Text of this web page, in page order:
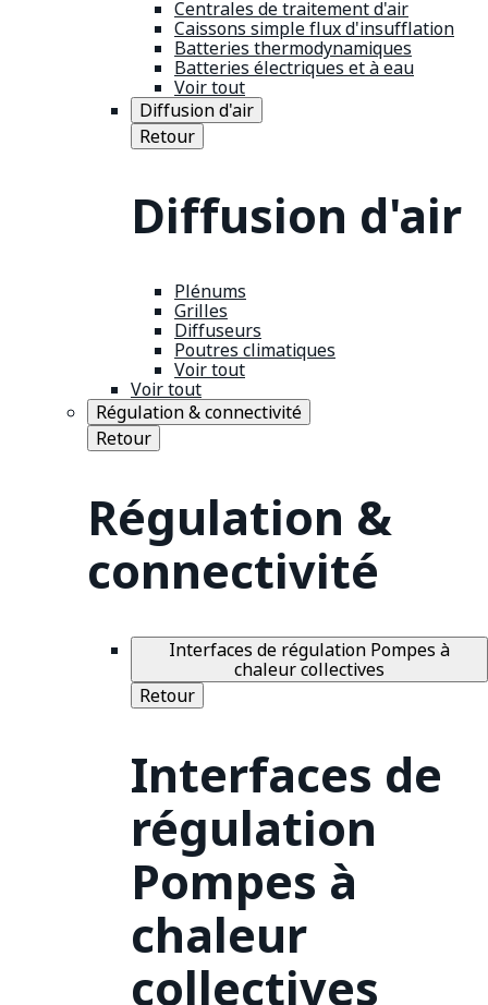
Centrales de traitement d'air
Caissons simple flux d'insufflation
Batteries thermodynamiques
Batteries électriques et à eau
Voir tout
Diffusion d'air
Retour
Diffusion d'air
Plénums
Grilles
Diffuseurs
Poutres climatiques
Voir tout
Voir tout
Régulation & connectivité
Retour
Régulation &
connectivité
Interfaces de régulation Pompes à
chaleur collectives
Retour
Interfaces de
régulation
Pompes à
chaleur
collectives